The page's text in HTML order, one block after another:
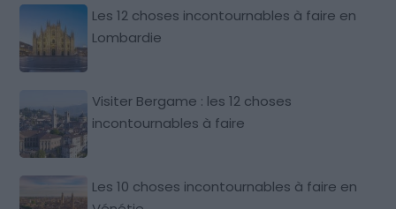
Les 12 choses incontournables à faire en
Lombardie
Visiter Bergame : les 12 choses
incontournables à faire
Les 10 choses incontournables à faire en